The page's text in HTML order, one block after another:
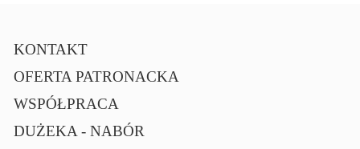
KONTAKT
OFERTA PATRONACKA
WSPÓŁPRACA
DUŻEKA - NABÓR